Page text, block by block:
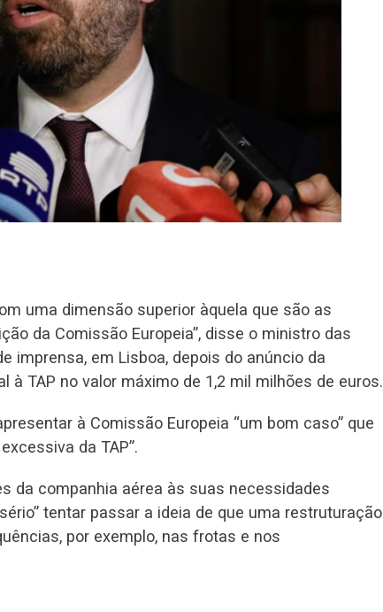
uma dimensão superior àquela que são as
da Comissão Europeia”, disse o ministro das
imprensa, em Lisboa, depois do anúncio da
TAP no valor máximo de 1,2 mil milhões de euros.
à Comissão Europeia “um bom caso” que
da TAP”.
da companhia aérea às suas necessidades
tentar passar a ideia de que uma restruturação
por exemplo, nas frotas e nos